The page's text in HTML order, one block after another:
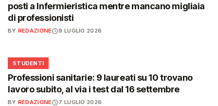
posti a Infermieristica mentre mancano migliaia
di professionisti
BY REDAZIONE 9 LUGLIO 2026
🎓
STUDENTI
Professioni sanitarie: 9 laureati su 10 trovano
lavoro subito, al via i test dal 16 settembre
BY REDAZIONE 7 LUGLIO 2026